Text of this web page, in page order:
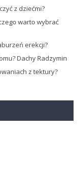
z dziećmi?
warto wybrać
erekcji?
Dachy Radzymin
z tektury?